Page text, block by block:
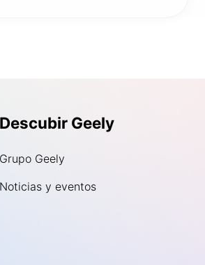
Descubir Geely
Grupo Geely
Noticias y eventos